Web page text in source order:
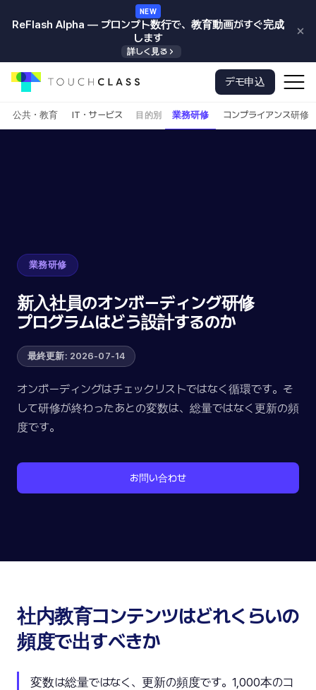
NEW
ReFlash Alpha — プロンプト数行で、教育動画がすぐ完成
します
詳しく見る
ム
デモ申込
ー
シ
公共・教育 IT・サービス 目的別 業務研修 コンプライアンス研修
業務研修
新入社員のオンボーディング研修
プログラムはどう設計するのか
最終更新: 2026-07-14
オンボーディングはチェックリストではなく循環です。そ
して研修が終わったあとの変数は、総量ではなく更新の頻
度です。
お問い合わせ
社内教育コンテンツはどれくらいの
頻度で出すべきか
変数は総量ではなく、更新の頻度です。1,000本のコ